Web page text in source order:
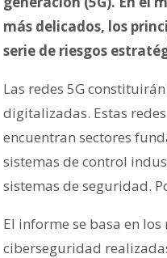
más delicados, los
serie de riesgos
Las redes 5G
digitalizadas. Estas
encuentran sectores
sistemas de control
sistemas de seguridad.
El informe se basa en
ciberseguridad